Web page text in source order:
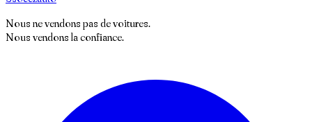
Nous ne vendons pas de voitures.
Nous vendons la confiance.